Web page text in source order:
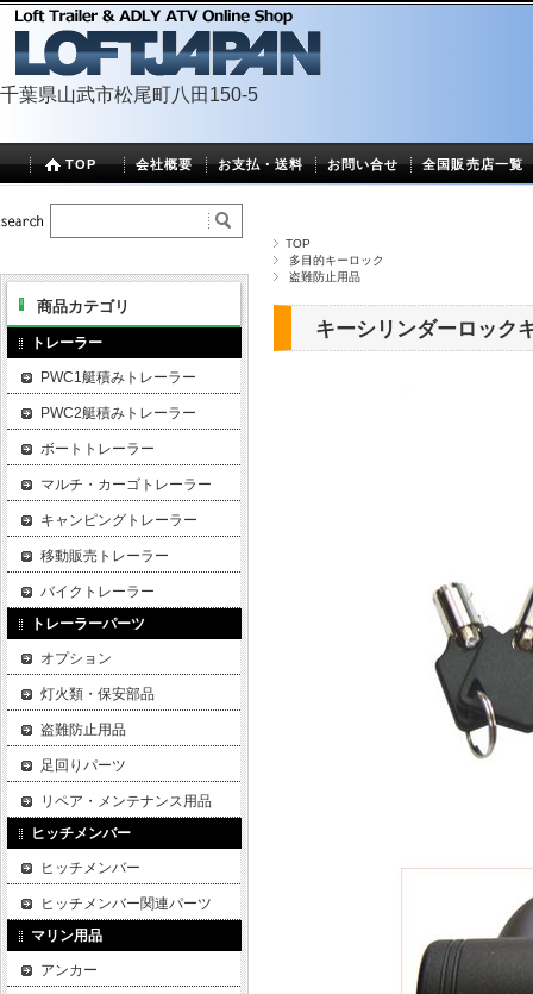
千葉県山武市松尾町八田150-5
TOP 会社概要 お支払・送料 お問い合せ 全国販売店一覧
TOP
多目的キーロック
盗難防止用品
キーシリンダーロック
商品カテゴリ
トレーラー
PWC1艇積みトレーラー
PWC2艇積みトレーラー
ボートトレーラー
マルチ・カーゴトレーラー
キャンピングトレーラー
移動販売トレーラー
バイクトレーラー
トレーラーパーツ
オプション
灯火類・保安部品
盗難防止用品
足回りパーツ
リペア・メンテナンス用品
ヒッチメンバー
ヒッチメンバー
ヒッチメンバー関連パーツ
マリン用品
アンカー